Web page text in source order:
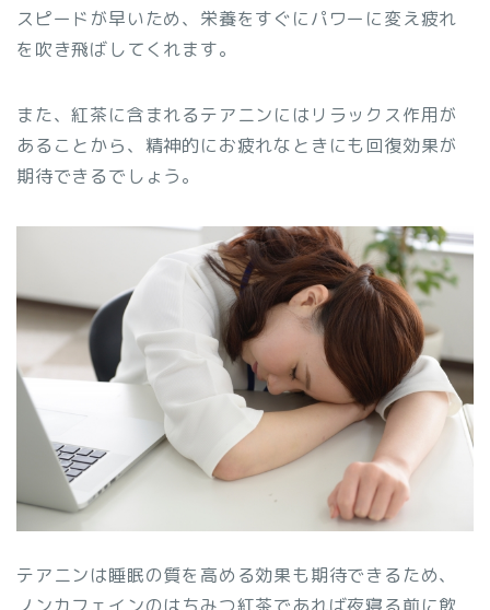
スピードが早いため、栄養をすぐにパワーに変え疲れ
を吹き飛ばしてくれます。
また、紅茶に含まれるテアニンにはリラックス作用が
あることから、精神的にお疲れなときにも回復効果が
期待できるでしょう。
テアニンは睡眠の質を高める効果も期待できるため、